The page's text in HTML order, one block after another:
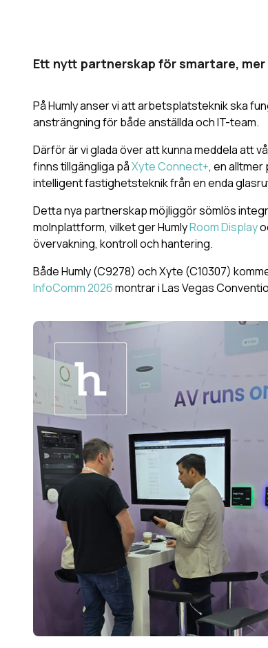
Ett nytt partnerskap för smartare,
På Humly anser vi att arbetsplatsteknik ska
ansträngning för både anställda och IT-team.
Därför är vi glada över att kunna meddela att
finns tillgängliga påXyte Connect+, en alltmer
intelligent fastighetsteknik från en enda
Detta nya partnerskap möjliggör sömlös
molnplattform, vilket ger HumlyRoom Display
övervakning, kontroll och hantering.
Både Humly (C9278) och Xyte (C10307)
InfoComm 2026montrar i Las Vegas